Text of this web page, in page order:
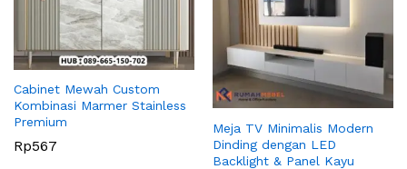
Cabinet Mewah Custom
Kombinasi Marmer Stainless
Premium
Rp567
Meja TV Minimalis Modern
Dinding dengan LED
Backlight & Panel Kayu